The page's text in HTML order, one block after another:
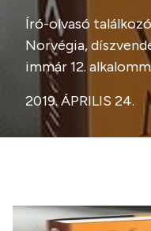
Író-olvasó
Norvégia,
immár 12.
2019. ÁPRILIS 24.